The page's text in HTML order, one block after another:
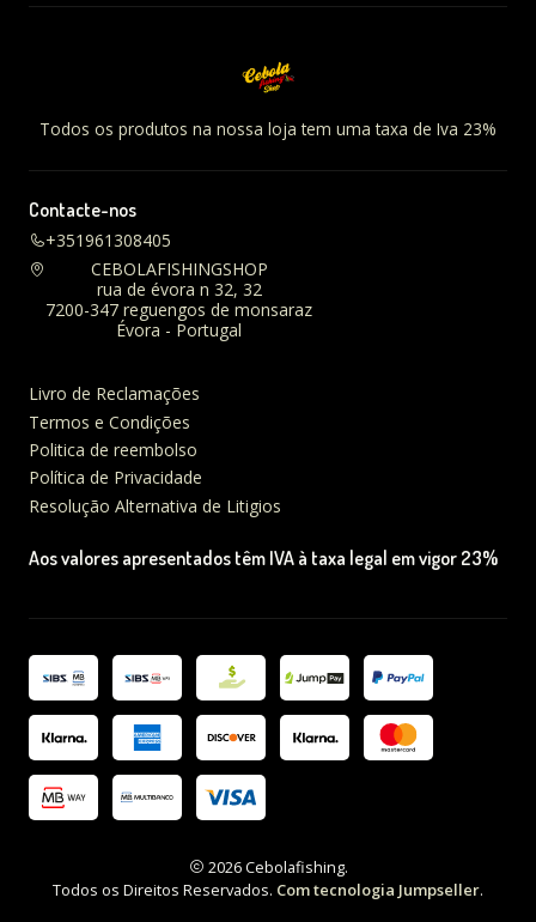
Todos os produtos na nossa loja tem uma taxa de Iva 23%
Contacte-nos
+351961308405
CEBOLAFISHINGSHOP
rua de évora n 32, 32
7200-347 reguengos de monsaraz
Évora - Portugal
Livro de Reclamações
Termos e Condições
Politica de reembolso
Política de Privacidade
Resolução Alternativa de Litigios
Aos valores apresentados têm IVA à taxa legal em vigor 23%
2026 Cebolafishing.
Todos os Direitos Reservados. Com tecnologia Jumpseller.